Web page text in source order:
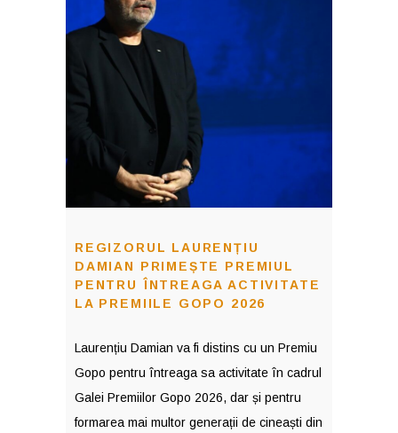
REGIZORUL LAURENȚIU
DAMIAN PRIMEȘTE PREMIUL
PENTRU ÎNTREAGA ACTIVITATE
LA PREMIILE GOPO 2026
Laurențiu Damian va fi distins cu un Premiu
Gopo pentru întreaga sa activitate în cadrul
Galei Premiilor Gopo 2026, dar și pentru
formarea mai multor generații de cineaști din